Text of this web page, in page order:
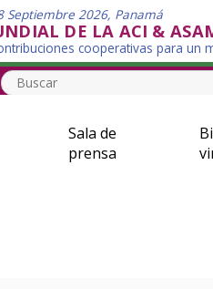
Septiembre 2026, Panamá
DE LA ACI &
cooperativas para un
Sala de
prensa